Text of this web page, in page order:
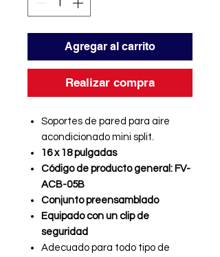
Agregar al carrito
Realizar compra
Soportes de pared para aire
acondicionado mini split.
16 x 18 pulgadas
Código de producto general: FV-
ACB-05B
Conjunto preensamblado
Equipado con un clip de
seguridad
Adecuado para todo tipo de